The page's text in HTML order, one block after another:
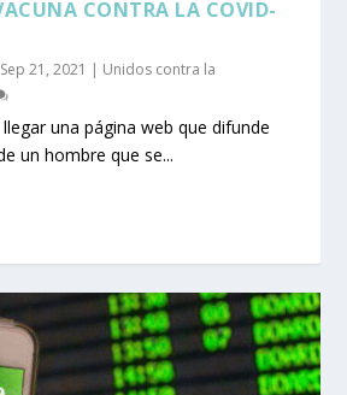
CONTRA LA COVID-
Sep 21, 2021 | Unidos contra la
una página web que difunde
un hombre que se...